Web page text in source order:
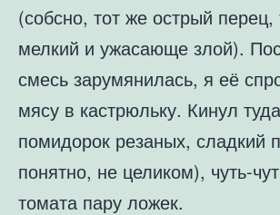
(собсно, тот же острый перец,
мелкий и ужасающе злой).
смесь зарумянилась, я её
мясу в кастрюльку. Кинул
помидорок резаных, сладкий
понятно, не целиком), чуть-
томата пару ложек.